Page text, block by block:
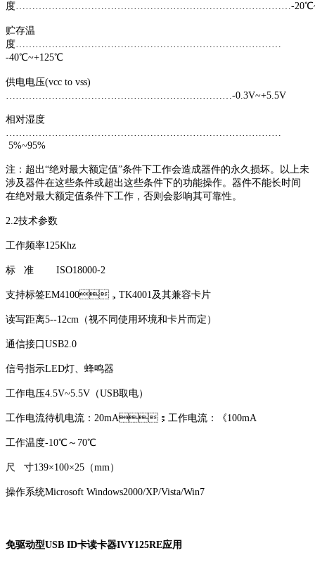
度…………………………………………………………………………-
贮存温
度………………………………………………………………………
-40℃~+125℃
供电电压(vcc to vss)
……………………………………………………………-0.3V~+5.5V
相对湿度
…………………………………………………………………………
5%~95%
注：超出“绝对最大额定值”条件下工作会造成器件的永久损坏。以上未
涉及器件在这些条件或超出这些条件下的功能操作。器件不能长时间
在绝对最大额定值条件下工作，否则会影响其可靠性。
2.2技术参数
工作频率125Khz
标 准 ISO18000-2
支持标签EM4100，TK4001及其兼容卡片
读写距离5--12cm（视不同使用环境和卡片而定）
通信接口USB2.0
信号指示LED灯、蜂鸣器
工作电压4.5V~5.5V（USB取电）
工作电流待机电流：20mA；工作电流：《100mA
工作温度-10℃～70℃
尺 寸139×100×25（mm）
操作系统Microsoft Windows2000/XP/Vista/Win7
免驱动型USB ID卡读卡器IVY125RE应用